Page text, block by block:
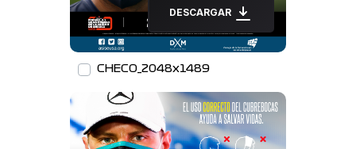
DESCARGAR
CHECO_2048x1489